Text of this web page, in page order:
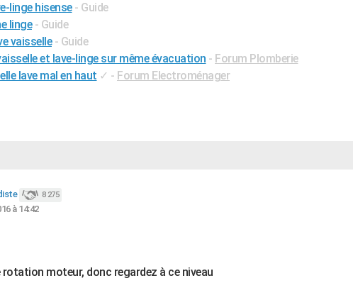
linge hisense - Guide
linge - Guide
vaisselle - Guide
et lave-linge sur même évacuation - Forum Plomberie
lave mal en haut ✓ - Forum Electroménager
8 275
à 14:42
rotation moteur, donc regardez à ce niveau